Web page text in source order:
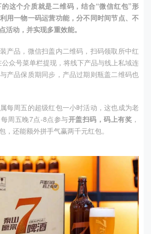
这个介质就是二维码，结合“微信红包”形
用一物一码运营功能，分不同时间节点、不
活动，并实现多重效能。
产品，微信扫盖内二维码，扫码领取所中红
众号菜单栏提现，将线下产品与线上私域连
产品保质期同步，产品过期则瓶盖二维码也
每周五的超级红包一小时活动，这也成为老
周五晚7点-8点参与开盖扫码，码上有奖 ，
，还能额外拼手气赢两千元红包。